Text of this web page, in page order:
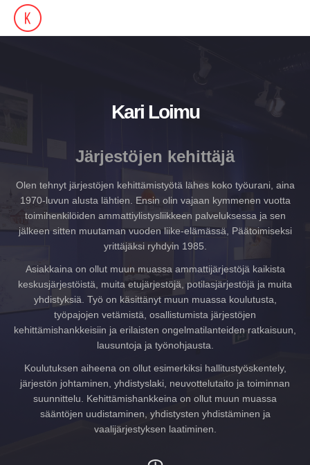
Kari Loimu
Järjestöjen kehittäjä
Olen tehnyt järjestöjen kehittämistyötä lähes koko työurani, aina
1970-luvun alusta lähtien. Ensin olin vajaan kymmenen vuotta
toimihenkilöiden ammattiylistysliikkeen palveluksessa ja sen
jälkeen sitten muutaman vuoden liike-elämässä, Päätoimiseksi
yrittäjäksi ryhdyin 1985.
Asiakkaina on ollut muun muassa ammattijärjestöjä kaikista
keskusjärjestöistä, muita etujärjestöjä, potilasjärjestöjä ja muita
yhdistyksiä. Työ on käsittänyt muun muassa koulutusta,
työpajojen vetämistä, osallistumista järjestöjen
kehittämishankkeisiin ja erilaisten ongelmatilanteiden ratkaisuun,
lausuntoja ja työnohjausta.
Koulutuksen aiheena on ollut esimerkiksi hallitustyöskentely,
järjestön johtaminen, yhdistyslaki, neuvottelutaito ja toiminnan
suunnittelu. Kehittämishankkeina on ollut muun muassa
sääntöjen uudistaminen, yhdistysten yhdistäminen ja
vaalijärjestyksen laatiminen.